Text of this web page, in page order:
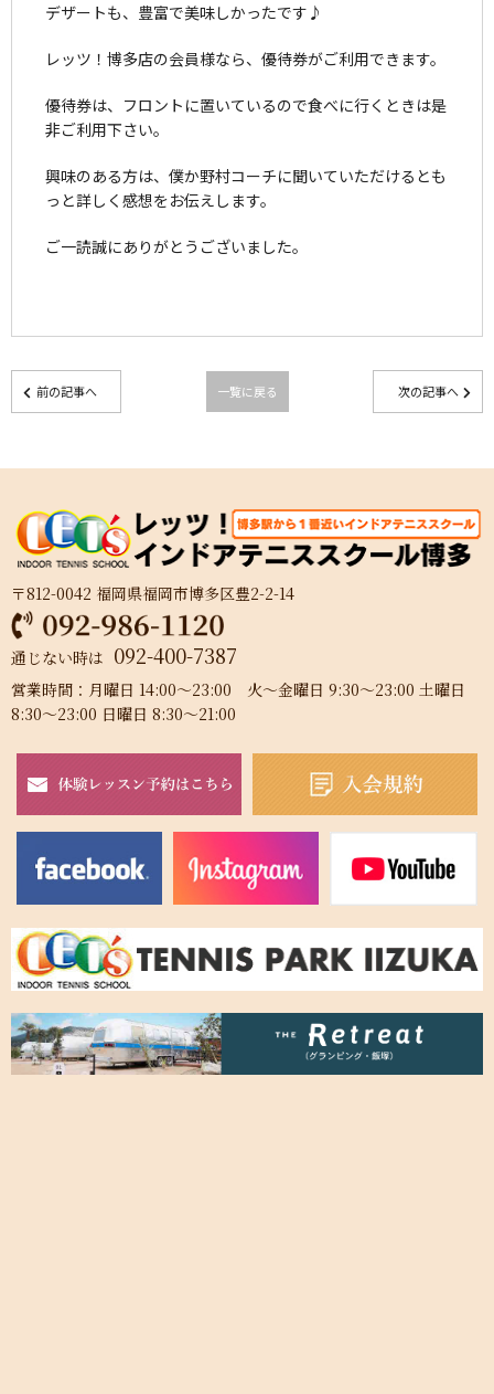
デザートも、豊富で美味しかったです♪
レッツ！博多店の会員様なら、優待券がご利用できます。
優待券は、フロントに置いているので食べに行くときは是
非ご利用下さい。
興味のある方は、僕か野村コーチに聞いていただけるとも
っと詳しく感想をお伝えします。
ご一読誠にありがとうございました。
前の記事へ 一覧に戻る 次の記事へ
〒812-0042 福岡県福岡市博多区豊2-2-14
通じない時は 092-400-7387
営業時間：月曜日 14:00～23:00 火～金曜日 9:30～23:00 土曜日
8:30～23:00 日曜日 8:30～21:00